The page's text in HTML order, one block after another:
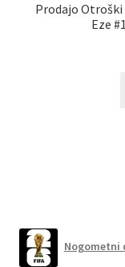
Prodajo
Eze
Nogometni